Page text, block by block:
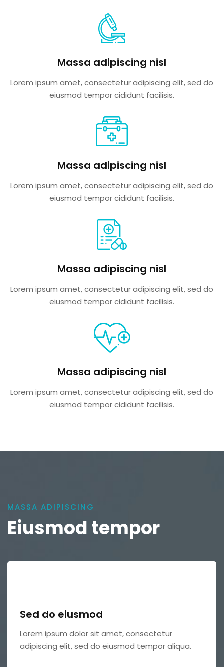
Massa adipiscing nisl
Lorem ipsum amet, consectetur adipiscing elit, sed do
eiusmod tempor cididunt facilisis.
Massa adipiscing nisl
Lorem ipsum amet, consectetur adipiscing elit, sed do
eiusmod tempor cididunt facilisis.
Massa adipiscing nisl
Lorem ipsum amet, consectetur adipiscing elit, sed do
eiusmod tempor cididunt facilisis.
Massa adipiscing nisl
Lorem ipsum amet, consectetur adipiscing elit, sed do
eiusmod tempor cididunt facilisis.
MASSA ADIPISCING
Eiusmod tempor
Sed do eiusmod
Lorem ipsum dolor sit amet, consectetur
adipiscing elit, sed do eiusmod tempor aliqua.